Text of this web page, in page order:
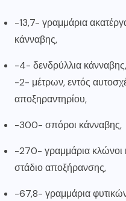
-13,7- γραμμάρια
κάνναβης,
-4- δενδρύλλια
-2- μέτρων, εντός
αποξηραντηρίου,
-300- σπόροι κάνναβης,
-270- γραμμάρια κλώνοι
στάδιο αποξήρανσης,
-67,8- γραμμάρια